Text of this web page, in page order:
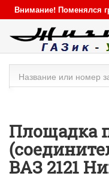
Внимание! Поменялся
Площадка
ВАЗ 2121